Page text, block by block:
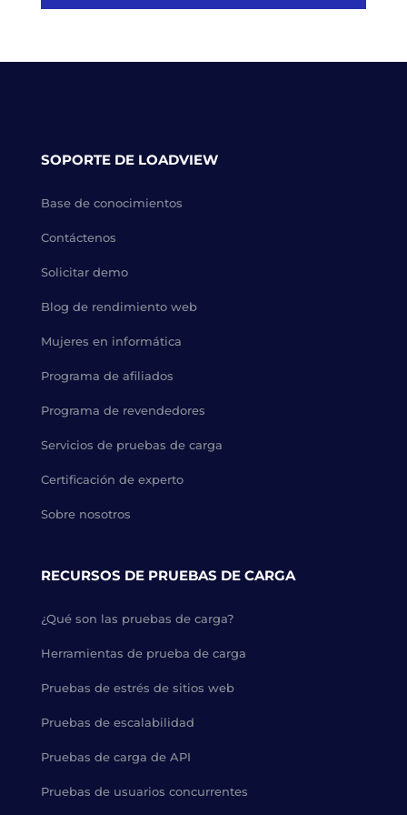
SOPORTE DE LOADVIEW
Base de conocimientos
Contáctenos
Solicitar demo
Blog de rendimiento web
Mujeres en informática
Programa de afiliados
Programa de revendedores
Servicios de pruebas de carga
Certificación de experto
Sobre nosotros
RECURSOS DE PRUEBAS DE CARGA
¿Qué son las pruebas de carga?
Herramientas de prueba de carga
Pruebas de estrés de sitios web
Pruebas de escalabilidad
Pruebas de carga de API
Pruebas de usuarios concurrentes